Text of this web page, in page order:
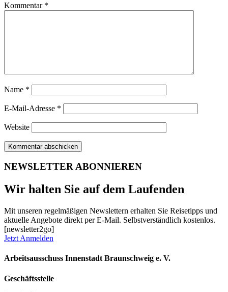
Kommentar *
Name *
E-Mail-Adresse *
Website
NEWSLETTER ABONNIEREN
Wir halten Sie auf dem Laufenden
Mit unseren regelmäßigen Newslettern erhalten Sie Reisetipps und
aktuelle Angebote direkt per E-Mail. Selbstverständlich kostenlos.
[newsletter2go]
Jetzt Anmelden
Arbeitsausschuss Innenstadt Braunschweig e. V.
Geschäftsstelle